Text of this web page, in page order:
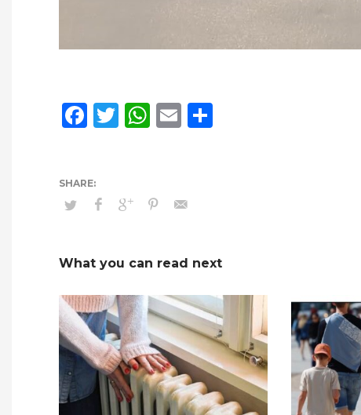
Facebook
Twitter
WhatsApp
Email
What you can read next